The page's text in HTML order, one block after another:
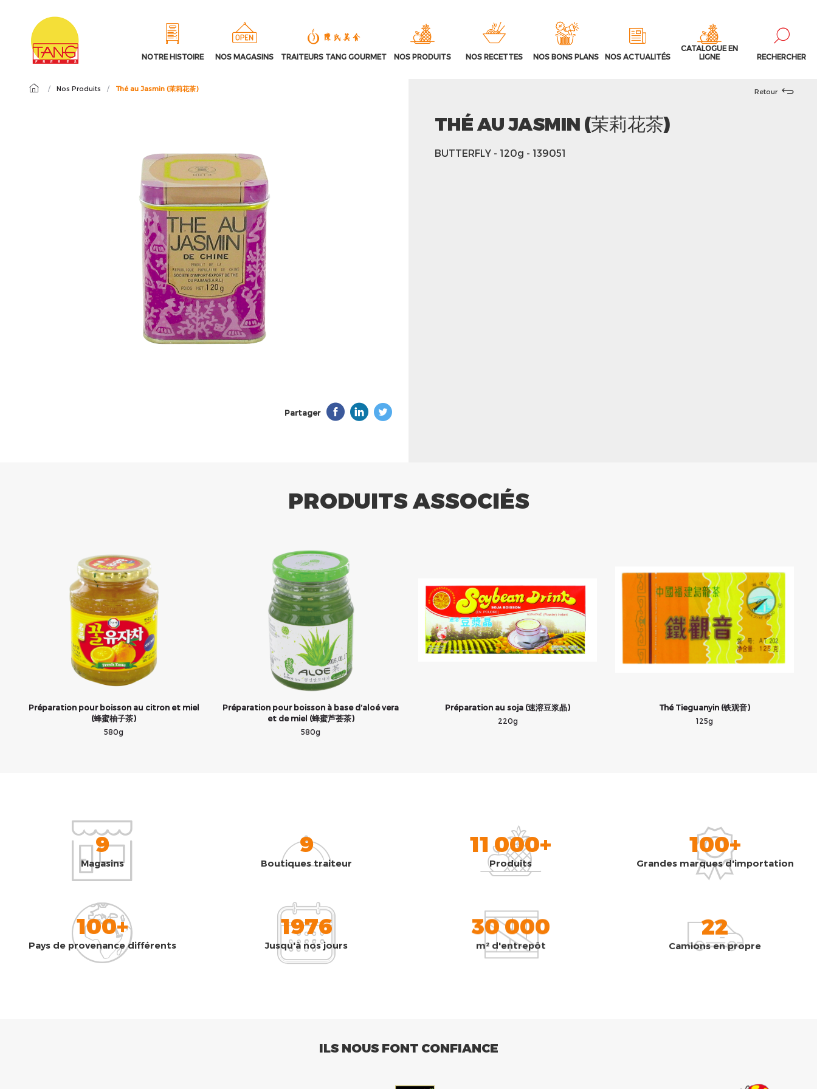
NOTRE HISTOIRE NOS MAGASINS TRAITEURS TANG GOURMET NOS PRODUITS NOS RECETTES NOS BONS PLANS NOS ACTUALITÉS
CATALOGUE EN
LIGNE
RECHERCHER
/ Nos Produits / Thé au Jasmin (茉莉花茶)
Partager
Retour
THÉ AU JASMIN (茉莉花茶)
BUTTERFLY - 120g - 139051
PRODUITS ASSOCIÉS
Préparation pour boisson au citron et miel
(蜂蜜柚子茶)
580g
Préparation pour boisson à base d’aloé vera
et de miel (蜂蜜芦荟茶)
580g
Préparation au soja (速溶豆浆晶)
220g
Thé Tieguanyin (铁观音)
125g
9
Magasins
9
Boutiques traiteur
11 000+
Produits
100+
Grandes marques d'importation
100+
Pays de provenance différents
1976
Jusqu'à nos jours
30 000
m² d'entrepôt
22
Camions en propre
ILS NOUS FONT CONFIANCE